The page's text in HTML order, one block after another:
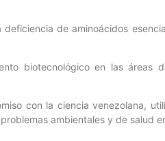
de aminoácidos
biotecnológico en las áreas
con la ciencia venezolana,
ambientales y de salud